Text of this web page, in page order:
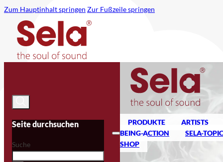
Zum Hauptinhalt springen Zur Fußzeile springen
Seite durchsuchen
Suche
PRODUKTE
ARTISTS
BEING-ACTION
SELA-
SHOP